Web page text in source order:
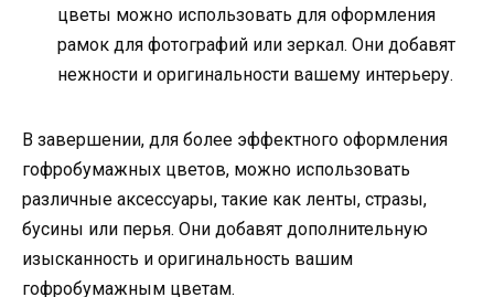
цветы можно использовать для оформления
рамок для фотографий или зеркал. Они добавят
нежности и оригинальности вашему интерьеру.
В завершении, для более эффектного оформления
гофробумажных цветов, можно использовать
различные аксессуары, такие как ленты, стразы,
бусины или перья. Они добавят дополнительную
изысканность и оригинальность вашим
гофробумажным цветам.